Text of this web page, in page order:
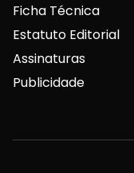
Ficha Técnica
Estatuto Editorial
Assinaturas
Publicidade